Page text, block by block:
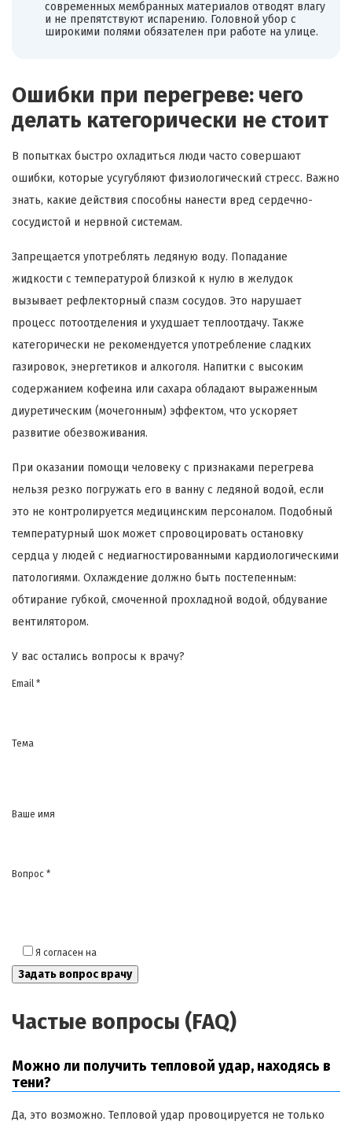
современных мембранных материалов отводят влагу
и не препятствуют испарению. Головной убор с
широкими полями обязателен при работе на улице.
Ошибки при перегреве: чего
делать категорически не стоит
В попытках быстро охладиться люди часто совершают
ошибки, которые усугубляют физиологический стресс. Важно
знать, какие действия способны нанести вред сердечно-
сосудистой и нервной системам.
Запрещается употреблять ледяную воду. Попадание
жидкости с температурой близкой к нулю в желудок
вызывает рефлекторный спазм сосудов. Это нарушает
процесс потоотделения и ухудшает теплоотдачу. Также
категорически не рекомендуется употребление сладких
газировок, энергетиков и алкоголя. Напитки с высоким
содержанием кофеина или сахара обладают выраженным
диуретическим (мочегонным) эффектом, что ускоряет
развитие обезвоживания.
При оказании помощи человеку с признаками перегрева
нельзя резко погружать его в ванну с ледяной водой, если
это не контролируется медицинским персоналом. Подобный
температурный шок может спровоцировать остановку
сердца у людей с недиагностированными кардиологическими
патологиями. Охлаждение должно быть постепенным:
обтирание губкой, смоченной прохладной водой, обдувание
вентилятором.
У вас остались вопросы к врачу?
Email *
Тема
Ваше имя
Вопрос *
Я согласен на
Частые вопросы (FAQ)
Можно ли получить тепловой удар, находясь в
тени?
Да, это возможно. Тепловой удар провоцируется не только